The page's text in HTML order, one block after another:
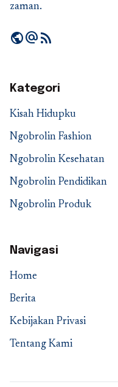
zaman.
publicalternate_emailrss_feed
Kategori
Kisah Hidupku
Ngobrolin Fashion
Ngobrolin Kesehatan
Ngobrolin Pendidikan
Ngobrolin Produk
Navigasi
Home
Berita
Kebijakan Privasi
Tentang Kami